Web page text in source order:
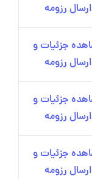
ارسال رزومه
جزئیات و
ارسال رزومه
جزئیات و
ارسال رزومه
جزئیات و
ارسال رزومه